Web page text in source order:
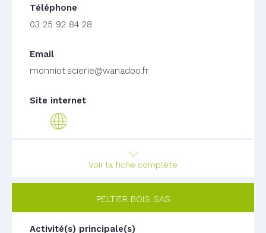
03 25 92 84 28
monniot.scierie@wanadoo.fr
Voir la fiche complète
PELTIER BOIS SAS